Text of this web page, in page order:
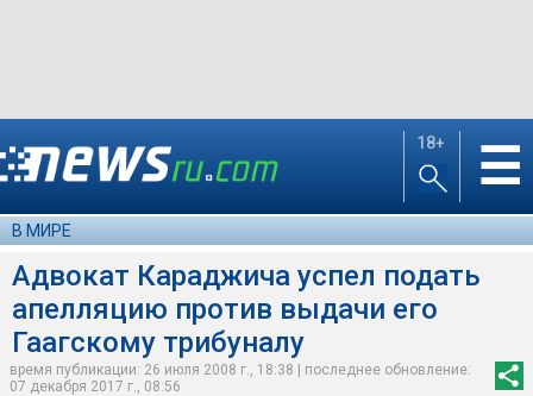
18+ ☰
В МИРЕ
Адвокат Караджича успел подать
апелляцию против выдачи его
Гаагскому трибуналу
время публикации: 26 июля 2008 г., 18:38 | последнее обновление:
07 декабря 2017 г., 08:56